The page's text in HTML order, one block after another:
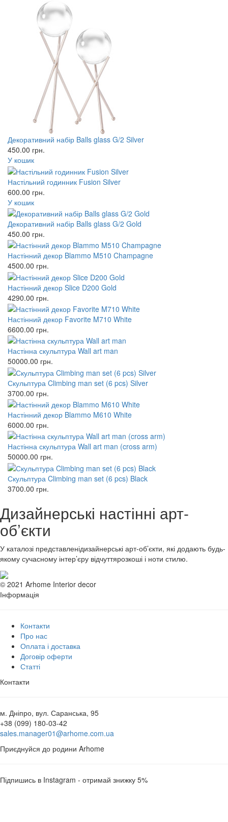
Декоративний набір Balls glass G/2 Silver
450.00 грн.
У кошик
Настільний годинник Fusion Silver
600.00 грн.
У кошик
Декоративний набір Balls glass G/2 Gold
450.00 грн.
Настінний декор Blammo M510 Champagne
4500.00 грн.
Настінний декор Slice D200 Gold
4290.00 грн.
Настінний декор Favorite M710 White
6600.00 грн.
Настінна скульптура Wall art man
50000.00 грн.
Скульптура Climbing man set (6 pcs) Silver
3700.00 грн.
Настінний декор Blammo M610 White
6000.00 грн.
Настінна скульптура Wall art man (cross arm)
50000.00 грн.
Скульптура Climbing man set (6 pcs) Black
3700.00 грн.
Дизайнерські настінні арт-
об’єкти
У каталозі представленідизайнерські арт-об’єкти, які додають будь-
якому сучасному інтер’єру відчуттярозкоші і ноти стилю.
© 2021 Arhome Interior decor
Інформація
Контакти
Про нас
Оплата і доставка
Договір оферти
Статті
Контакти
м. Дніпро, вул. Саранська, 95
+38 (099) 180-03-42
sales.manager01@arhome.com.ua
Приєднуйся до родини Arhome
Підпишись в Instagram - отримай знижку 5%